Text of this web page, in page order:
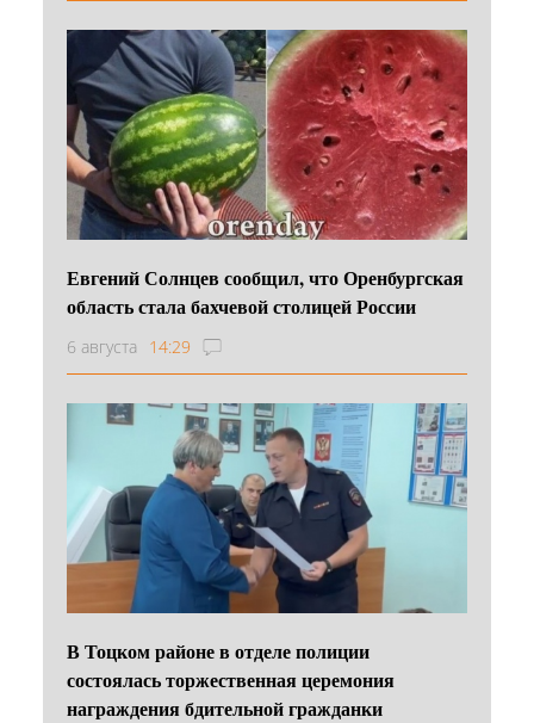
Евгений Солнцев сообщил, что Оренбургская
область стала бахчевой столицей России
6 августа 14:29
В Тоцком районе в отделе полиции
состоялась торжественная церемония
награждения бдительной гражданки